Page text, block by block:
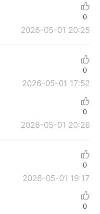
2026-05-01 20:25
0
2026-05-01 17:52
0
2026-05-01 20:26
0
2026-05-01 19:17
0
0